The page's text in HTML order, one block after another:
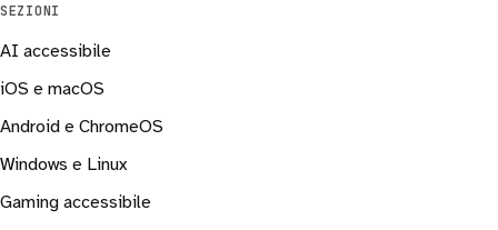
SEZIONI
AI accessibile
iOS e macOS
Android e ChromeOS
Windows e Linux
Gaming accessibile